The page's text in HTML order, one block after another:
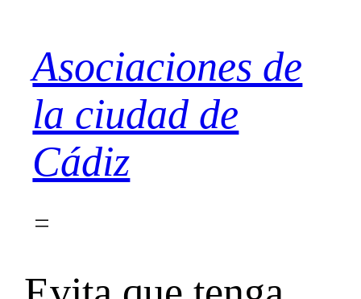
contenido
Asociaciones de
la ciudad de
Cádiz